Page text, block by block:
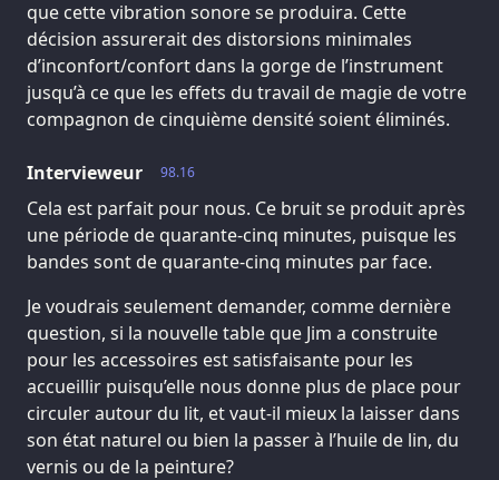
que cette vibration sonore se produira. Cette
décision assurerait des distorsions minimales
d’inconfort/confort dans la gorge de l’instrument
jusqu’à ce que les effets du travail de magie de votre
compagnon de cinquième densité soient éliminés.
98.16
Intervieweur
Cela est parfait pour nous. Ce bruit se produit après
une période de quarante-cinq minutes, puisque les
bandes sont de quarante-cinq minutes par face.
Je voudrais seulement demander, comme dernière
question, si la nouvelle table que Jim a construite
pour les accessoires est satisfaisante pour les
accueillir puisqu’elle nous donne plus de place pour
circuler autour du lit, et vaut-il mieux la laisser dans
son état naturel ou bien la passer à l’huile de lin, du
vernis ou de la peinture?